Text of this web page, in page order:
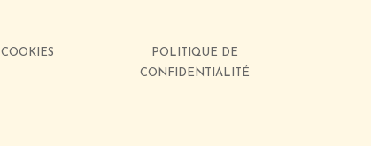
COOKIES
POLITIQUE DE
CONFIDENTIALITÉ